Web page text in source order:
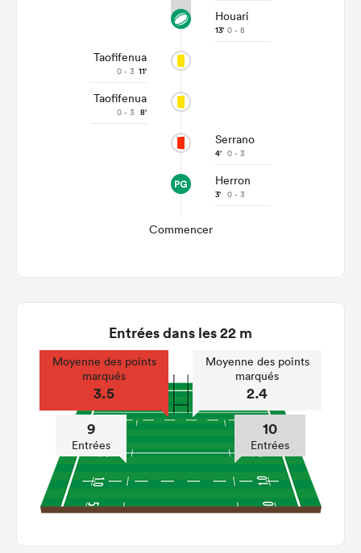
Houari
13' 0 - 8
Taofifenua
0 - 3 11'
Taofifenua
0 - 3 8'
Serrano
4' 0 - 3
Herron
3' 0 - 3
Commencer
Entrées dans les 22 m
Moyenne des points
marqués
3.5
9
Entrées
Moyenne des points
marqués
2.4
10
Entrées